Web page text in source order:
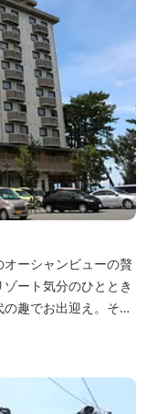
ーシャンビューの贅
ート気分のひととき
趣でお出迎え。そし
、趣向を凝らした七
切風呂としてご利用